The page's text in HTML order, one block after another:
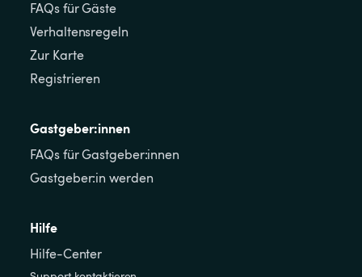
FAQs für Gäste
Verhaltensregeln
Zur Karte
Registrieren
Gastgeber:innen
FAQs für Gastgeber:innen
Gastgeber:in werden
Hilfe
Hilfe-Center